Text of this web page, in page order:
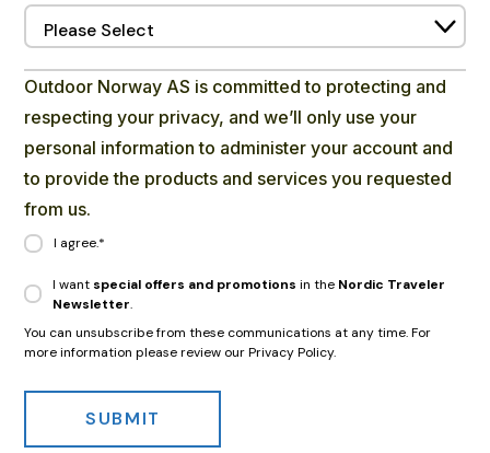
Outdoor Norway AS is committed to protecting and
respecting your privacy, and we’ll only use your
personal information to administer your account and
to provide the products and services you requested
from us.
I agree.*
I want special offers and promotions in the Nordic Traveler
Newsletter.
You can unsubscribe from these communications at any time. For
more information please review our Privacy Policy.